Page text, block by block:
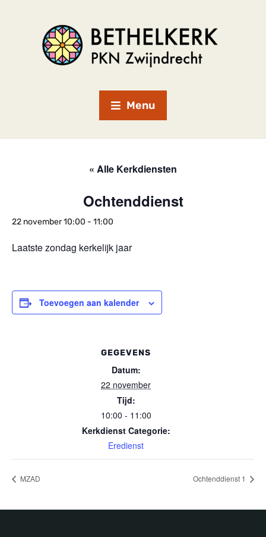
Menu
« Alle Kerkdiensten
Ochtenddienst
22 november 10:00 - 11:00
Laatste zondag kerkelijk jaar
Toevoegen aan kalender
GEGEVENS
Datum:
22 november
Tijd:
10:00 - 11:00
Kerkdienst Categorie:
Eredienst
MZAD Ochtenddienst 1